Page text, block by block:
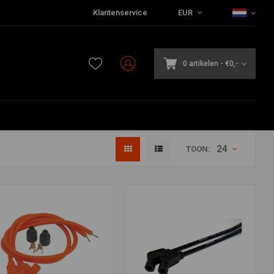
Klantenservice EUR
0 artikelen - €0,-
TOON: 24